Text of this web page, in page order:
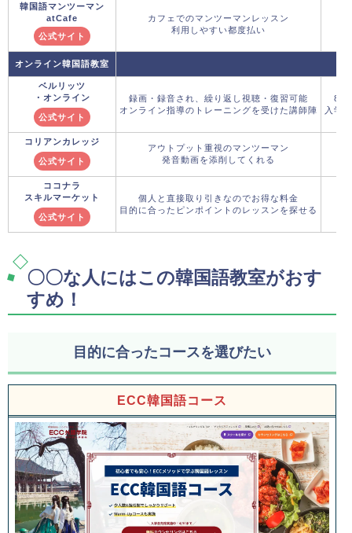
韓国語マンツーマン
atCafe
公式サイト
カフェでのマンツーマンレッスン
利用しやすい都度払い
オンライン韓国語教室
ベルリッツ
・オンライン
公式サイト
録画・録音され、繰り返し視聴・復習可能
オンライン指導のトレーニングを受けた講師陣
8月
入学
コリアンカレッジ
公式サイト
アウトプット重視のマンツーマン
発音動画を添削してくれる
ココナラ
スキルマーケット
公式サイト
個人と直接取り引きなのでお得な料金
目的に合ったピンポイントのレッスンを探せる
〇〇な人にはこの韓国語教室がおす
すめ！
目的に合ったコースを選びたい
ECC韓国語コース